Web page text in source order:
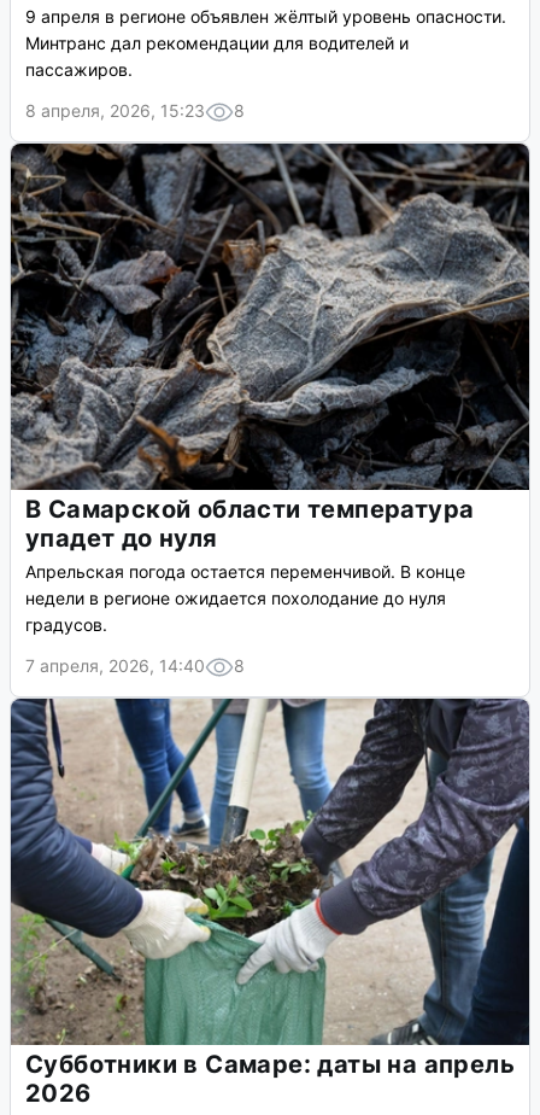
9 апреля в регионе объявлен жёлтый уровень опасности.
Минтранс дал рекомендации для водителей и
пассажиров.
8 апреля, 2026, 15:23
8
В Самарской области температура
упадет до нуля
Апрельская погода остается переменчивой. В конце
недели в регионе ожидается похолодание до нуля
градусов.
7 апреля, 2026, 14:40
8
Субботники в Самаре: даты на апрель
2026